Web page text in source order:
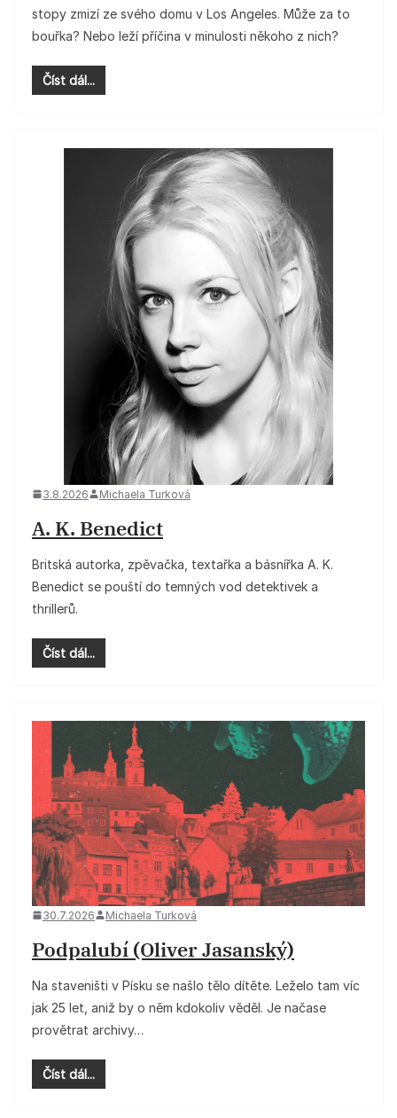
stopy zmizí ze svého domu v Los Angeles. Může za to
bouřka? Nebo leží příčina v minulosti někoho z nich?
Číst dál...
3.8.2026 Michaela Turková
A. K. Benedict
Britská autorka, zpěvačka, textařka a básnířka A. K.
Benedict se pouští do temných vod detektivek a
thrillerů.
Číst dál...
30.7.2026 Michaela Turková
Podpalubí (Oliver Jasanský)
Na staveništi v Písku se našlo tělo dítěte. Leželo tam víc
jak 25 let, aniž by o něm kdokoliv věděl. Je načase
provětrat archivy…
Číst dál...